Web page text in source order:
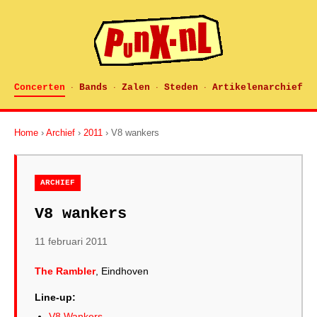
Concerten · Bands · Zalen · Steden · Artikelenarchief
Home › Archief › 2011 › V8 wankers
ARCHIEF
V8 wankers
11 februari 2011
The Rambler, Eindhoven
Line-up: